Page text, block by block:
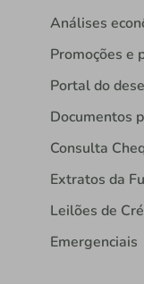
Análises
Promoções e
Portal do
Documentos
Consulta
Extratos da
Leilões de
Emergenciais